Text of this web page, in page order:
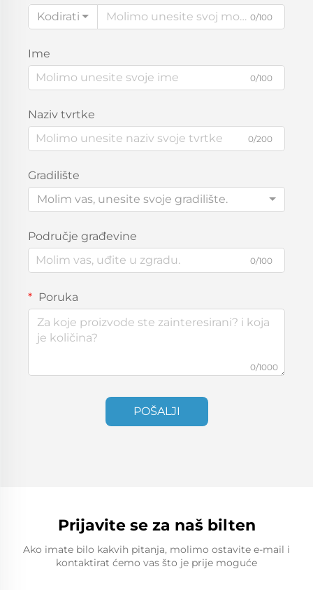
Kodirati
0/100
Ime
0/100
Naziv tvrtke
0/200
Gradilište
Molim vas, unesite svoje gradilište.
Područje građevine
0/100
Poruka
0/1000
POŠALJI
Prijavite se za naš bilten
Ako imate bilo kakvih pitanja, molimo ostavite e-mail i
kontaktirat ćemo vas što je prije moguće